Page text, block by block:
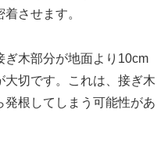
させます。
木部分が地面より10cm
切です。これは、接ぎ木
根してしまう可能性があ